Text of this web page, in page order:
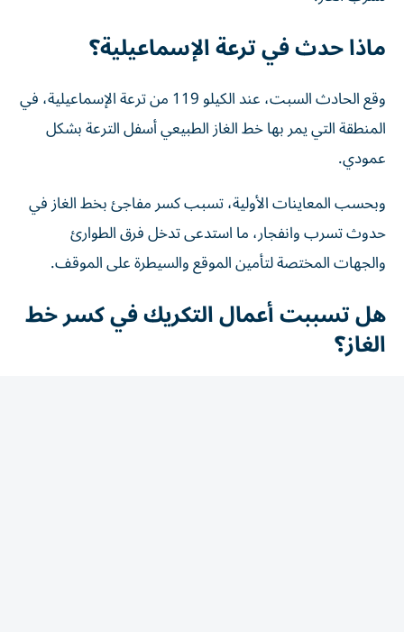
ماذا حدث في ترعة الإسماعيلية؟
المنطقة التي يمر بها خط الغاز الطبيعي أسفل الترعة بشكل
عمودي.
وبحسب المعاينات الأولية، تسبب كسر مفاجئ بخط الغاز في
حدوث تسرب وانفجار، ما استدعى تدخل فرق الطوارئ
والجهات المختصة لتأمين الموقع والسيطرة على الموقف.
هل تسببت أعمال التكريك في كسر خط
الغاز؟